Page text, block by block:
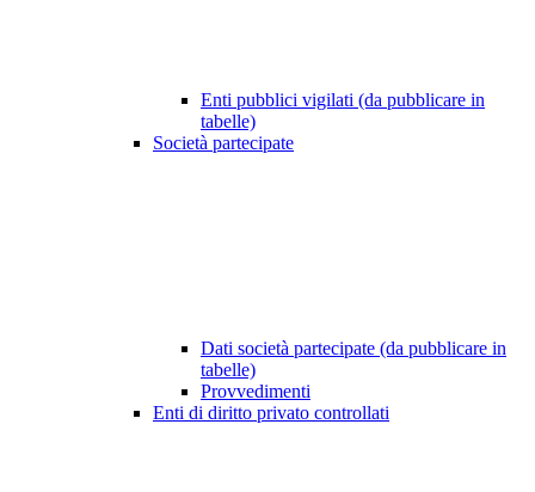
Enti pubblici vigilati (da pubblicare in
tabelle)
Società partecipate
Dati società partecipate (da pubblicare in
tabelle)
Provvedimenti
Enti di diritto privato controllati